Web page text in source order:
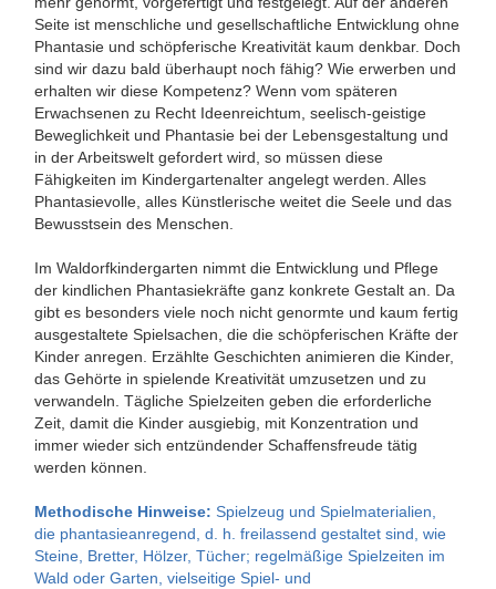
Seite ist menschliche und gesellschaftliche Entwicklung ohne
Phantasie und schöpferische Kreativität kaum denkbar. Doch
sind wir dazu bald überhaupt noch fähig? Wie erwerben und
erhalten wir diese Kompetenz? Wenn vom späteren
Erwachsenen zu Recht Ideenreichtum, seelisch-geistige
Beweglichkeit und Phantasie bei der Lebensgestaltung und
in der Arbeitswelt gefordert wird, so müssen diese
Fähigkeiten im Kindergartenalter angelegt werden. Alles
Phantasievolle, alles Künstlerische weitet die Seele und das
Bewusstsein des Menschen.
Im Waldorfkindergarten nimmt die Entwicklung und Pflege
der kindlichen Phantasiekräfte ganz konkrete Gestalt an. Da
gibt es besonders viele noch nicht genormte und kaum fertig
ausgestaltete Spielsachen, die die schöpferischen Kräfte der
Kinder anregen. Erzählte Geschichten animieren die Kinder,
das Gehörte in spielende Kreativität umzusetzen und zu
verwandeln. Tägliche Spielzeiten geben die erforderliche
Zeit, damit die Kinder ausgiebig, mit Konzentration und
immer wieder sich entzündender Schaffensfreude tätig
werden können.
Methodische Hinweise:Spielzeug und Spielmaterialien,
die phantasieanregend, d. h. freilassend gestaltet sind, wie
Steine, Bretter, Hölzer, Tücher; regelmäßige Spielzeiten im
Wald oder Garten, vielseitige Spiel- und